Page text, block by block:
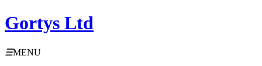
Gortys Ltd
☰MENU